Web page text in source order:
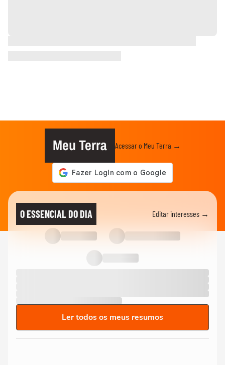
Meu Terra Acessar o Meu Terra →
O ESSENCIAL DO DIA Editar interesses →
Ler todos os meus resumos